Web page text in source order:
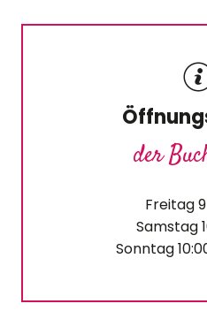
der
Freitag
Samstag
Sonntag